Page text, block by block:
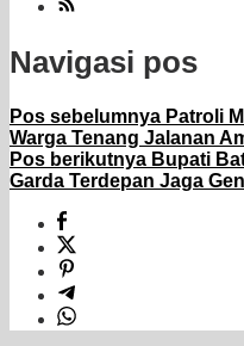
Navigasi pos
Pos sebelumnya Patroli
Warga Tenang Jalanan
Pos berikutnya Bupati
Garda Terdepan Jaga